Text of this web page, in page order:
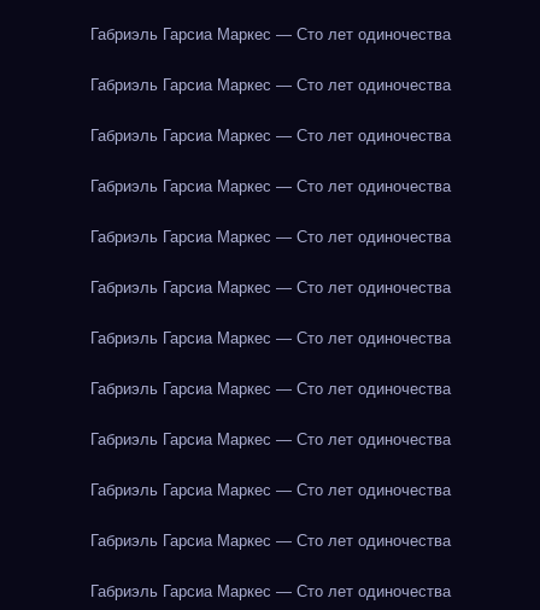
Габриэль Гарсиа Маркес — Сто лет одиночества
Габриэль Гарсиа Маркес — Сто лет одиночества
Габриэль Гарсиа Маркес — Сто лет одиночества
Габриэль Гарсиа Маркес — Сто лет одиночества
Габриэль Гарсиа Маркес — Сто лет одиночества
Габриэль Гарсиа Маркес — Сто лет одиночества
Габриэль Гарсиа Маркес — Сто лет одиночества
Габриэль Гарсиа Маркес — Сто лет одиночества
Габриэль Гарсиа Маркес — Сто лет одиночества
Габриэль Гарсиа Маркес — Сто лет одиночества
Габриэль Гарсиа Маркес — Сто лет одиночества
Габриэль Гарсиа Маркес — Сто лет одиночества